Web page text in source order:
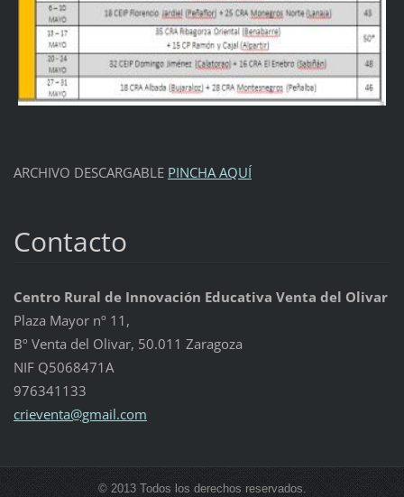
ARCHIVO DESCARGABLE PINCHA AQUÍ
Contacto
Centro Rural de Innovación Educativa Venta del Olivar
Plaza Mayor nº 11,
Bº Venta del Olivar, 50.011 Zaragoza
NIF Q5068471A
976341133
crieventa@gmail.com
© 2013 Todos los derechos reservados.